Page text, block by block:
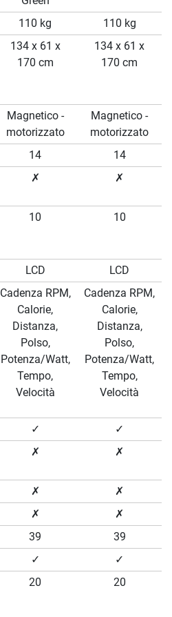
110 kg
110 kg
134 x 61 x
170 cm
134 x 61 x
170 cm
Magnetico -
motorizzato
Magnetico -
motorizzato
14
14
✗ ✗
10 10
LCD
LCD
Cadenza RPM,
Calorie,
Distanza,
Polso,
Potenza/Watt,
Tempo,
Velocità
Cadenza RPM,
Calorie,
Distanza,
Polso,
Potenza/Watt,
Tempo,
Velocità
✓
✓
✗ ✗
✗
✗
✗
✗
39
39
✓
✓
20 20